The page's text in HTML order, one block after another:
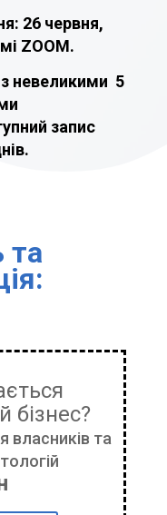
26 червня,
ZOOM.
невеликими 5
запис
та
бізнес?
власників та